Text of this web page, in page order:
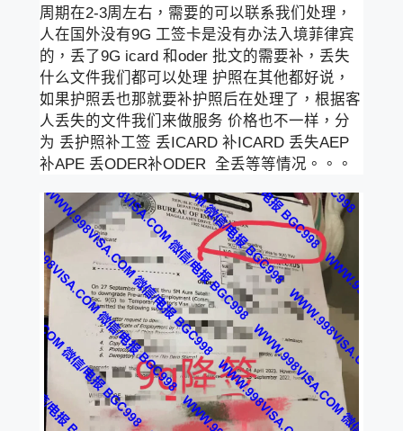
周期在2-3周左右，需要的可以联系我们处理，
人在国外没有9G 工签卡是没有办法入境菲律宾
的，丢了9G icard 和oder 批文的需要补，丢失
什么文件我们都可以处理 护照在其他都好说，
如果护照丢也那就要补护照后在处理了，根据客
人丢失的文件我们来做服务 价格也不一样，分
为 丢护照补工签 丢ICARD 补ICARD 丢失AEP
补APE 丢ODER补ODER 全丢等等情况。。。